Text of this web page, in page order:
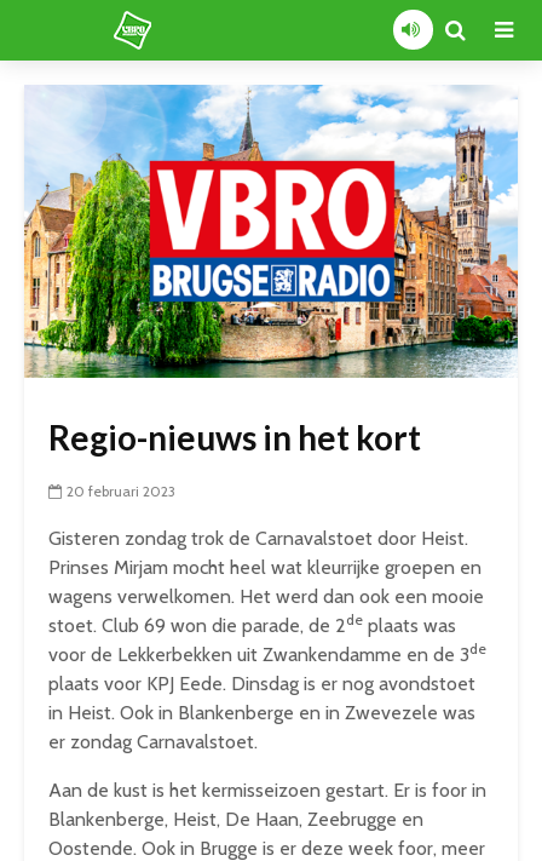
Regio-nieuws in het kort
20 februari 2023
Gisteren zondag trok de Carnavalstoet door Heist.
Prinses Mirjam mocht heel wat kleurrijke groepen en
wagens verwelkomen. Het werd dan ook een mooie
stoet. Club 69 won die parade, de 2de plaats was
voor de Lekkerbekken uit Zwankendamme en de 3de
plaats voor KPJ Eede. Dinsdag is er nog avondstoet
in Heist. Ook in Blankenberge en in Zwevezele was
er zondag Carnavalstoet.
Aan de kust is het kermisseizoen gestart. Er is foor in
Blankenberge, Heist, De Haan, Zeebrugge en
Oostende. Ook in Brugge is er deze week foor, meer